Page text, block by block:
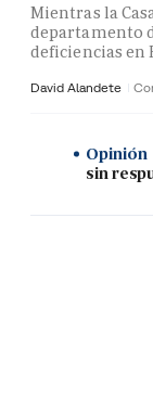
Mientras la
departamento
deficiencias en
David Alandete
Opinión
sin